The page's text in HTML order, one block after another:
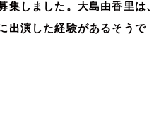
しました。大島由香里は、
出演した経験があるそうで